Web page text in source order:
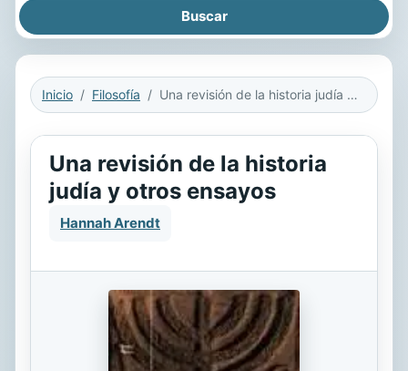
Inicio Filosofía Una revisión de la historia judía y otros ensayos
Una revisión de la historia
judía y otros ensayos
Hannah Arendt